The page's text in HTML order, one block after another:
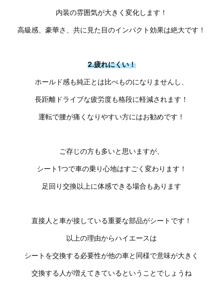
内装の雰囲気が大きく変化します！
高級感、豪華さ、共に見た目のインパクト効果は絶大です！
2.疲れにくい！
ホールド感も純正とは比べものになりませんし、
長距離ドライブな疲労度も格段に軽減されます！
運転で腰が痛くなりやすい方にはお勧めです！
ご存じの方も多いと思いますが、
シート1つで車の乗り心地はすごく変わります！
足回り交換以上に体感できる場合もあります
直接人と車が接している重要な部品がシートです！
以上の理由からハイエースは
シートを交換する必要性が他の車と同様で意味が大きく
交換する人が増えてきているということでしょうね